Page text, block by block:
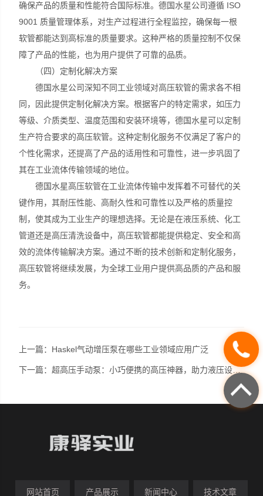
确保产品的质量和性能符合国际标准。德国水星公司遵循 ISO
9001 质量管理体系，对生产过程进行全程监控，确保每一根
软管都能达到高标准的质量要求。这种严格的质量控制不仅保
障了产品的性能，也为用户提供了可靠的品质。
（四）定制化解决方案
德国水星公司深知不同工业领域对高压软管的需求各不相
同，因此提供定制化解决方案。根据客户的特定需求，如压力
等级、介质类型、温度范围和安装环境等，德国水星可以定制
生产符合要求的高压软管。这种定制化服务不仅满足了客户的
个性化需求，还提高了产品的适用性和可靠性，进一步巩固了
其在工业流体传输领域的地位。
德国水星高压软管在工业流体传输中发挥着不可替代的关
键作用，其耐压性能、高耐久性和可靠性以及严格的质量控
制，使其成为工业生产的理想选择。无论是在液压系统、化工
管道还是高压清洗设备中，高压软管都能提供稳定、安全和高
效的流体传输解决方案。通过不断的技术创新和定制化服务，
高压软管将继续发展，为全球工业用户提供高品质的产品和服
务。
上一篇： Haskel气动增压泵在哪些工业领域应用广泛
下一篇：超高压手动泵：小巧便携的高压神器，助力液压设备高效运行与维护
网站首页 产品展示 新闻中心 技术文章